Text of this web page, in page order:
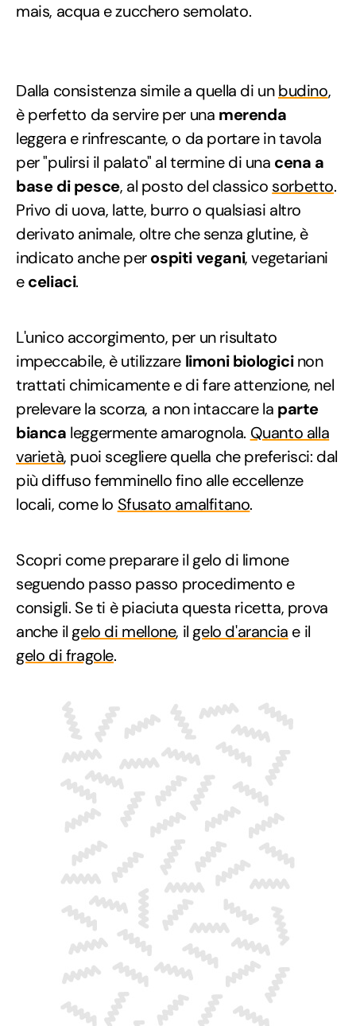
mais, acqua e zucchero semolato.
Dalla consistenza simile a quella di unbudino,
è perfetto da servire per una merenda
leggera e rinfrescante, o da portare in tavola
per "pulirsi il palato" al termine di una cena a
base di pesce, al posto del classico sorbetto.
Privo di uova, latte, burro o qualsiasi altro
derivato animale, oltre che senza glutine, è
indicato anche perospiti vegani, vegetariani
eceliaci.
L'unico accorgimento, per un risultato
impeccabile, è utilizzare limoni biologicinon
trattati chimicamente e di fare attenzione, nel
prelevare la scorza, a non intaccare la parte
bianca leggermente amarognola. Quanto alla
varietà, puoi scegliere quella che preferisci: dal
più diffuso femminello fino alle eccellenze
locali, come lo Sfusato amalfitano.
Scopri come preparare il gelo di limone
seguendo passo passo procedimento e
consigli. Se ti è piaciuta questa ricetta, prova
anche il gelo di mellone, il gelo d'arancia e il
gelo di fragole.